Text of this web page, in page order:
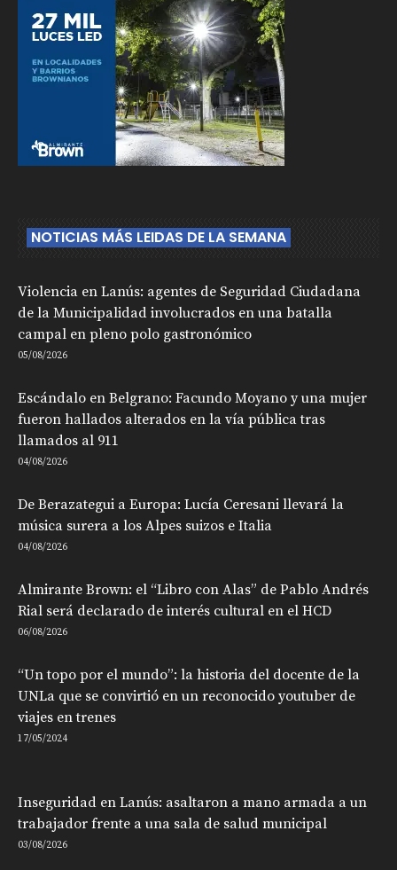
NOTICIAS MÁS LEIDAS DE LA SEMANA
Violencia en Lanús: agentes de Seguridad Ciudadana
de la Municipalidad involucrados en una batalla
campal en pleno polo gastronómico
05/08/2026
Escándalo en Belgrano: Facundo Moyano y una mujer
fueron hallados alterados en la vía pública tras
llamados al 911
04/08/2026
De Berazategui a Europa: Lucía Ceresani llevará la
música surera a los Alpes suizos e Italia
04/08/2026
Almirante Brown: el “Libro con Alas” de Pablo Andrés
Rial será declarado de interés cultural en el HCD
06/08/2026
“Un topo por el mundo”: la historia del docente de la
UNLa que se convirtió en un reconocido youtuber de
viajes en trenes
17/05/2024
Inseguridad en Lanús: asaltaron a mano armada a un
trabajador frente a una sala de salud municipal
03/08/2026